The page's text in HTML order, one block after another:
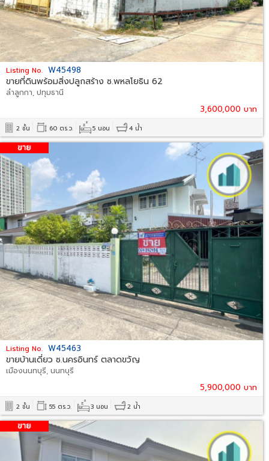
Listing No. W45498
ขายที่ดินพร้อมสิ่งปลูกสร้าง ซ.พหลโยธิน 62
ลำลูกกา, ปทุมธานี
3,600,000 บาท
2 ชั้น 60 ตร.ว. 5 นอน 4 น้ำ
Listing No. W45463
ขายบ้านเดี่ยว ซ.นครอินทร์ ตลาดขวัญ
เมืองนนทบุรี, นนทบุรี
5,900,000 บาท
2 ชั้น 55 ตร.ว. 3 นอน 2 น้ำ